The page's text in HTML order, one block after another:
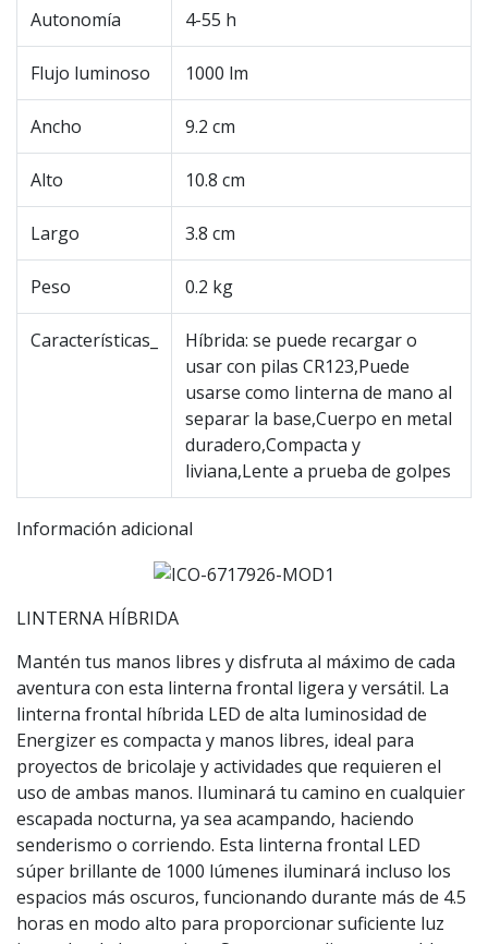
Autonomía 4-55 h
Flujo luminoso 1000 lm
Ancho 9.2 cm
Alto 10.8 cm
Largo 3.8 cm
Peso 0.2 kg
Características_
Híbrida: se puede recargar o
usar con pilas CR123,Puede
usarse como linterna de mano al
separar la base,Cuerpo en metal
duradero,Compacta y
liviana,Lente a prueba de golpes
Información adicional
LINTERNA HÍBRIDA
Mantén tus manos libres y disfruta al máximo de cada
aventura con esta linterna frontal ligera y versátil. La
linterna frontal híbrida LED de alta luminosidad de
Energizer es compacta y manos libres, ideal para
proyectos de bricolaje y actividades que requieren el
uso de ambas manos. Iluminará tu camino en cualquier
escapada nocturna, ya sea acampando, haciendo
senderismo o corriendo. Esta linterna frontal LED
súper brillante de 1000 lúmenes iluminará incluso los
espacios más oscuros, funcionando durante más de 4.5
horas en modo alto para proporcionar suficiente luz